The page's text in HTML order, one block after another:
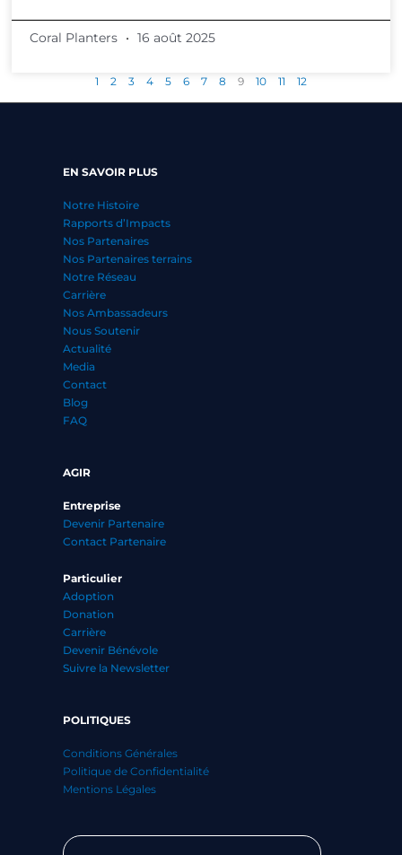
Coral Planters 16 août 2025
1 2 3 4 5 6 7 8 9 10 11 12
EN SAVOIR PLUS
Notre Histoire
Rapports d’Impacts
Nos Partenaires
Nos Partenaires terrains
Notre Réseau
Carrière
Nos Ambassadeurs
Nous Soutenir
Actualité
Media
Contact
Blog
FAQ
AGIR
Entreprise
Devenir Partenaire
Contact Partenaire
Particulier
Adoption
Donation
Carrière
Devenir Bénévole
Suivre la Newsletter
POLITIQUES
Conditions Générales
Politique de Confidentialité
Mentions Légales